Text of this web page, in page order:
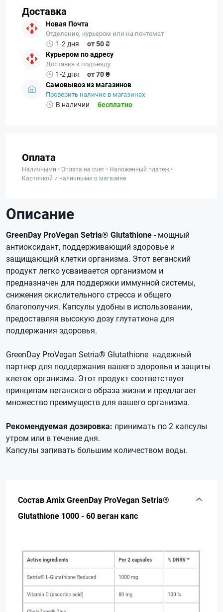
Доставка
Новая Почта
Отделение, курьером или на почтомат
1-2 дня
от 50 ₴
Курьером по адресу
Доставка к подъезду
1-2 дня
от 70 ₴
Самовывоз из магазинов
Проверить наличие в магазинах
В наличии бесплатно
Оплата
Наличными • Оплата на счет • Наложенный платеж •
Карточкой и наличными в магазине
Описание
GreenDay ProVegan Setria® Glutathione- мощный
антиоксидант, поддерживающий здоровье и
защищающий клетки организма. Этот веганский
продукт легко усваивается организмом и
предназначен для поддержки иммунной системы,
снижения окислительного стресса и общего
благополучия. Капсулы удобны в использовании,
предоставляя высокую дозу глутатиона для
поддержания здоровья.
GreenDay ProVegan Setria® Glutathione надежный
партнер для поддержания вашего здоровья и защиты
клеток организма. Этот продукт соответствует
принципам веганского образа жизни и предлагает
множество преимуществ для вашего организма.
Рекомендуемая дозировка: принимать по 2 капсулы
утром или в течение дня.
Капсулы запивать большим количеством воды.
Состав Amix GreenDay ProVegan Setria®
Glutathione 1000 - 60 веган капс